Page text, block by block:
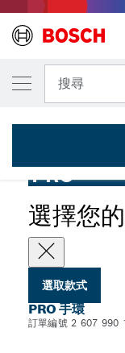
搜尋
... PRO 手環
PRO
選擇您
選取款式
PRO 手環
訂單編號 2 607 990
您選取的款式
PRO 手環，
2 607 990 164